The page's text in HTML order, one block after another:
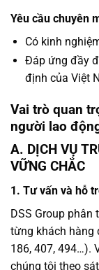
Yêu cầu chuyên
Có kinh
Đáp ứng đầy
định của Việt
Vai trò quan
người lao
A. DỊCH VỤ
VỮNG CHẮC
1. Tư vấn và hỗ
DSS Group phân
từng khách hàng
186, 407, 494…).
chúng tôi theo